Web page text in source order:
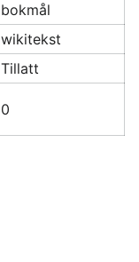
bokmål
wikitekst
Tillatt
0